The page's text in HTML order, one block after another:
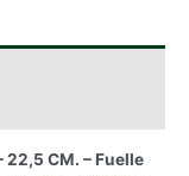
22,5 CM. – Fuelle